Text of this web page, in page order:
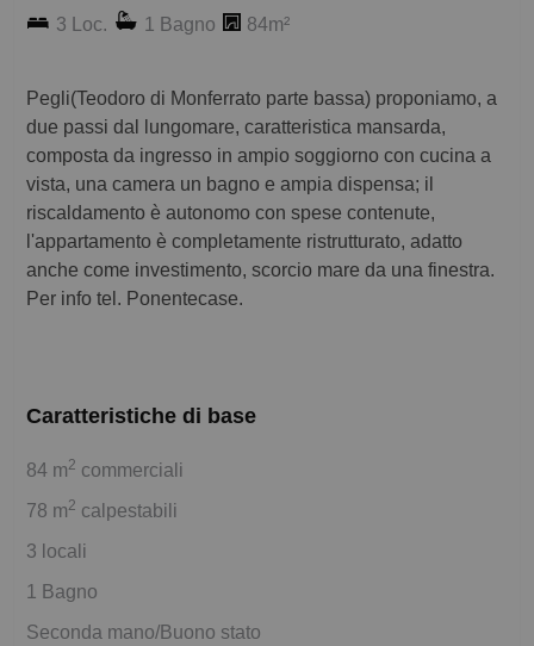
3 Loc. 1 Bagno 84m²
Pegli(Teodoro di Monferrato parte bassa) proponiamo, a
due passi dal lungomare, caratteristica mansarda,
composta da ingresso in ampio soggiorno con cucina a
vista, una camera un bagno e ampia dispensa; il
riscaldamento è autonomo con spese contenute,
l'appartamento è completamente ristrutturato, adatto
anche come investimento, scorcio mare da una finestra.
Per info tel. Ponentecase.
Caratteristiche di base
84 m2 commerciali
78 m2 calpestabili
3 locali
1 Bagno
Seconda mano/Buono stato